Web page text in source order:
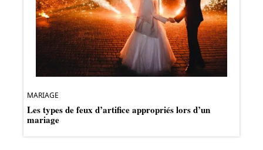
MARIAGE
Les types de feux d’artifice appropriés lors d’un
mariage